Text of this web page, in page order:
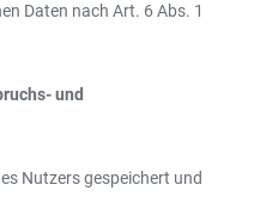
Daten nach Art. 6 Abs. 1
und
Nutzers gespeichert und